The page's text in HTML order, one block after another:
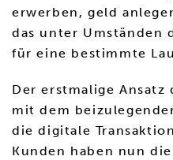
erwerben, geld
das unter Umständen
für eine bestimmte
Der erstmalige Ansatz
mit dem
die digitale
Kunden haben nun